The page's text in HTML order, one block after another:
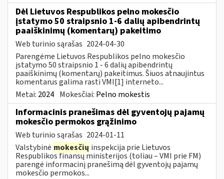
Dėl Lietuvos Respublikos pelno mokesčio
įstatymo 50 straipsnio 1-6 dalių apibendrintų
paaiškinimų (komentarų) pakeitimo
Web turinio sąrašas 2024-04-30
Parengėme Lietuvos Respublikos pelno mokesčio
įstatymo 50 straipsnio 1 - 6 dalių apibendrintų
paaiškinimų (komentarų) pakeitimus. Šiuos atnaujintus
komentarus galima rasti VMI[1] interneto...
Metai: 2024 Mokesčiai: Pelno mokestis
Informacinis pranešimas dėl gyventojų pajamų
mokesčio permokos grąžinimo
Web turinio sąrašas 2024-01-11
Valstybinė mokesčių inspekcija prie Lietuvos
Respublikos finansų ministerijos (toliau – VMI prie FM)
parengė informacinį pranešimą dėl gyventojų pajamų
mokesčio permokos...